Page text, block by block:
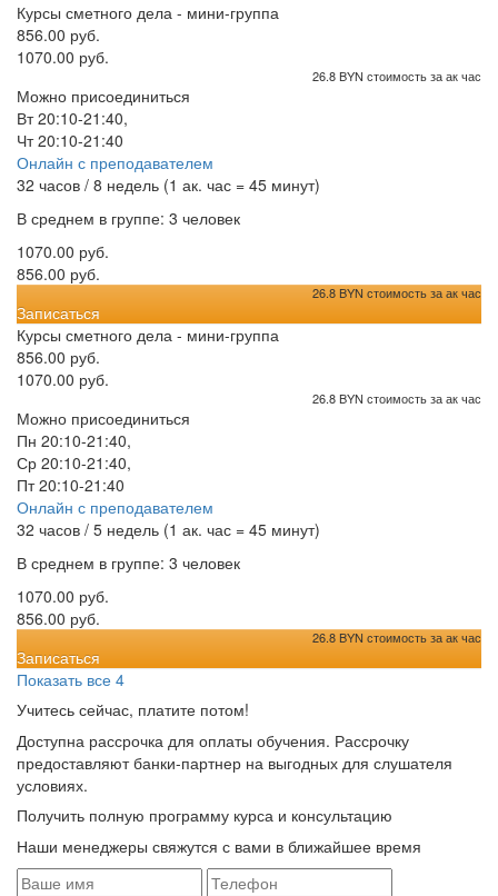
Курсы сметного дела - мини-группа
856.00 руб.
1070.00 руб.
26.8 BYN стоимость за ак час
Можно присоединиться
Вт 20:10-21:40,
Чт 20:10-21:40
Онлайн с преподавателем
32 часов / 8 недель (1 ак. час = 45 минут)
В среднем в группе: 3 человек
1070.00 руб.
856.00 руб.
26.8 BYN стоимость за ак час
Записаться
Курсы сметного дела - мини-группа
856.00 руб.
1070.00 руб.
26.8 BYN стоимость за ак час
Можно присоединиться
Пн 20:10-21:40,
Ср 20:10-21:40,
Пт 20:10-21:40
Онлайн с преподавателем
32 часов / 5 недель (1 ак. час = 45 минут)
В среднем в группе: 3 человек
1070.00 руб.
856.00 руб.
26.8 BYN стоимость за ак час
Записаться
Показать все 4
Учитесь сейчас, платите потом!
Доступна рассрочка для оплаты обучения. Рассрочку
предоставляют банки-партнер на выгодных для слушателя
условиях.
Получить полную программу курса и консультацию
Наши менеджеры свяжутся с вами в ближайшее время